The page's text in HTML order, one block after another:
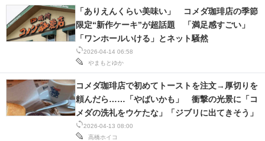
2026-04-14 06:58
やまもとゆか
「ありえんくらい美味い」 コメダ珈琲店の季節
限定“新作ケーキ”が超話題 「満足感すごい」
「ワンホールいける」とネット騒然
2026-04-13 08:00
高橋ホイコ
コメダ珈琲店で初めてトーストを注文→厚切りを
頼んだら……「やばいかも」 衝撃の光景に「コ
メダの洗礼をウケたな」「ジブリに出てきそう」